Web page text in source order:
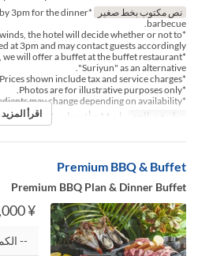
نص مكتوب بخط صغير
by 3pm for the dinner
barbecue.
the hotel will decide whether or not to
at 3pm and may contact guests accordingly.
we will offer a buffet at the buffet restaurant
"Suriyun" as an alternative.
*Prices shown include tax and service charges.
*Photos are for illustrative purposes only.
*Ingredients may change depending on availability.
تواريخ صالحة
مايو 11 ~ أغسطس 07, أغسطس 17 ~ نوفمبر 30 اقرأ المزيد
Premium BBQ & Buffet
Premium BBQ Plan & Dinner Buffet
¥ 15,000